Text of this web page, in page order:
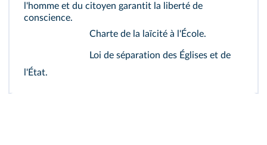
l'homme et du citoyen garantit la liberté de
conscience.
Charte de la laïcité à l'École.
Loi de séparation des Églises et de
l'État.